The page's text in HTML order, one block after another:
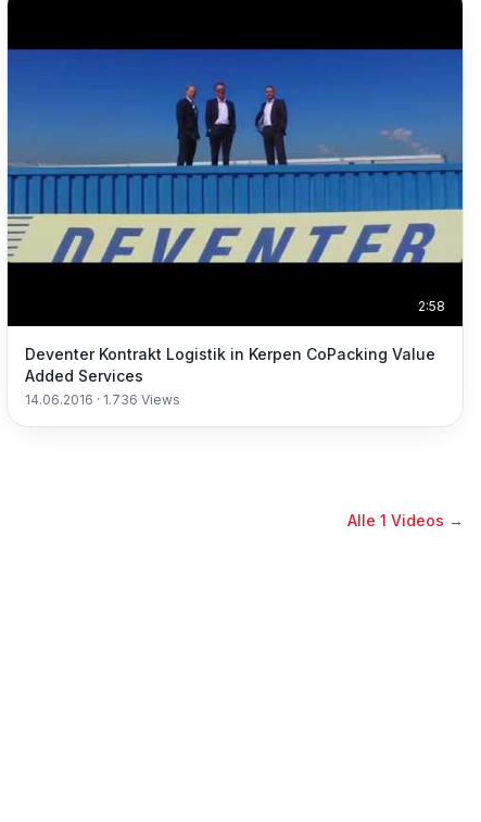
2:58
Deventer Kontrakt Logistik in Kerpen CoPacking Value
Added Services
14.06.2016 · 1.736 Views
Alle 1 Videos →